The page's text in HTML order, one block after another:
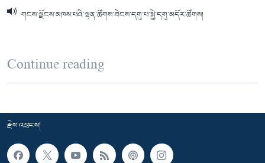
གངས་ལྗོངས་མཁས་པའི་ལྷན་ཚོགས་ཐེངས་དགུ་པ་སྐྱེ་དགུ་མདོར་ཚོགས།
Continue reading
རྗེས་འབྲངས།